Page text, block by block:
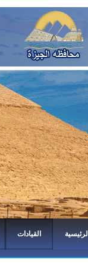
الرئيسية القيادات